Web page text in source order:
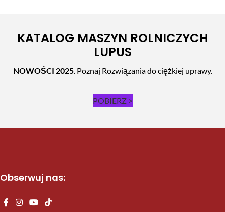
KATALOG MASZYN ROLNICZYCH
LUPUS
NOWOŚCI 2025. Poznaj Rozwiązania do ciężkiej uprawy.
POBIERZ >
Obserwuj nas: